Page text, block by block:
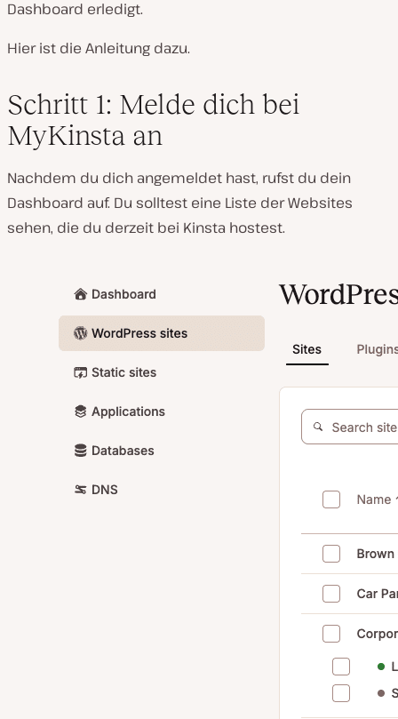
Dashboard erledigt.
Hier ist die Anleitung dazu.
Schritt 1: Melde dich bei
MyKinsta an
Nachdem du dich angemeldet hast, rufst du dein
Dashboard auf. Du solltest eine Liste der Websites
sehen, die du derzeit bei Kinsta hostest.